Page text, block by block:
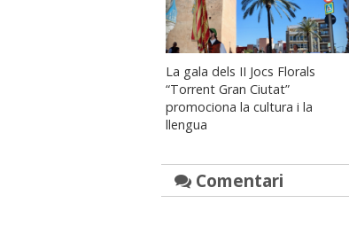
La gala dels II Jocs Florals
“Torrent Gran Ciutat”
promociona la cultura i la
llengua
Comentari